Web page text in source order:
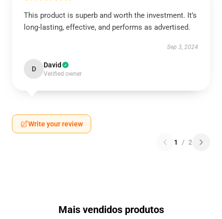
This product is superb and worth the investment. It’s
long-lasting, effective, and performs as advertised.
Sep 3, 2024
D David
Verified owner
Write your review
1 / 2
Mais vendidos produtos